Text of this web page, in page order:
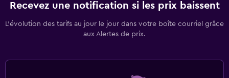
Recevez une notification si les prix baissent
L’évolution des tarifs au jour le jour dans votre boîte courriel grâce
aux Alertes de prix.